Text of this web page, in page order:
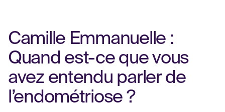
Camille Emmanuelle :
Quand est-ce que vous
avez entendu parler de
l’endométriose ?